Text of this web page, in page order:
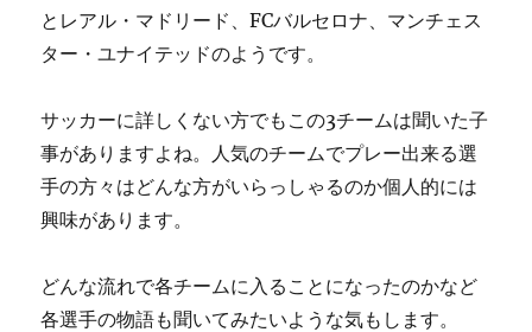
とレアル・マドリード、FCバルセロナ、マンチェス
ター・ユナイテッドのようです。
サッカーに詳しくない方でもこの3チームは聞いた子
事がありますよね。人気のチームでプレー出来る選
手の方々はどんな方がいらっしゃるのか個人的には
興味があります。
どんな流れで各チームに入ることになったのかなど
各選手の物語も聞いてみたいような気もします。